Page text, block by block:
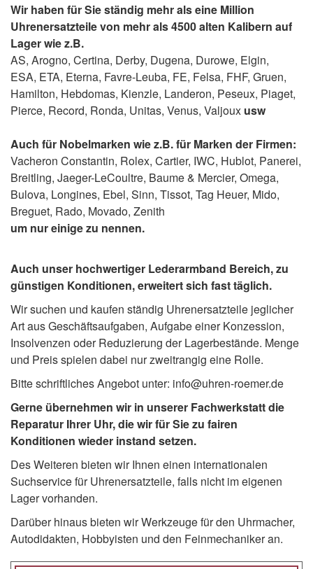
Wir haben für Sie ständig mehr als eine Million
Uhrenersatzteile von mehr als 4500 alten Kalibern auf
Lager wie z.B.
AS, Arogno, Certina, Derby, Dugena, Durowe, Elgin,
ESA, ETA, Eterna, Favre-Leuba, FE, Felsa, FHF, Gruen,
Hamilton, Hebdomas, Kienzle, Landeron, Peseux, Piaget,
Pierce, Record, Ronda, Unitas, Venus, Valjoux usw
Auch für Nobelmarken wie z.B. für Marken der Firmen:
Vacheron Constantin, Rolex, Cartier, IWC, Hublot, Panerei,
Breitling, Jaeger-LeCoultre, Baume & Mercier, Omega,
Bulova, Longines, Ebel, Sinn, Tissot, Tag Heuer, Mido,
Breguet, Rado, Movado, Zenith
um nur einige zu nennen.
Auch unser hochwertiger Lederarmband Bereich, zu
günstigen Konditionen, erweitert sich fast täglich.
Wir suchen und kaufen ständig Uhrenersatzteile jeglicher
Art aus Geschäftsaufgaben, Aufgabe einer Konzession,
Insolvenzen oder Reduzierung der Lagerbestände. Menge
und Preis spielen dabei nur zweitrangig eine Rolle.
Bitte schriftliches Angebot unter: info@uhren-roemer.de
Gerne übernehmen wir in unserer Fachwerkstatt die
Reparatur Ihrer Uhr, die wir für Sie zu fairen
Konditionen wieder instand setzen.
Des Weiteren bieten wir Ihnen einen internationalen
Suchservice für Uhrenersatzteile, falls nicht im eigenen
Lager vorhanden.
Darüber hinaus bieten wir Werkzeuge für den Uhrmacher,
Autodidakten, Hobbyisten und den Feinmechaniker an.